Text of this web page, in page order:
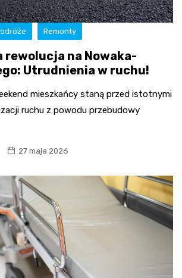
Remonty
rewolucja na Nowaka-
Utrudnienia w ruchu!
mieszkańcy staną przed istotnymi
ruchu z powodu przebudowy
27 maja 2026